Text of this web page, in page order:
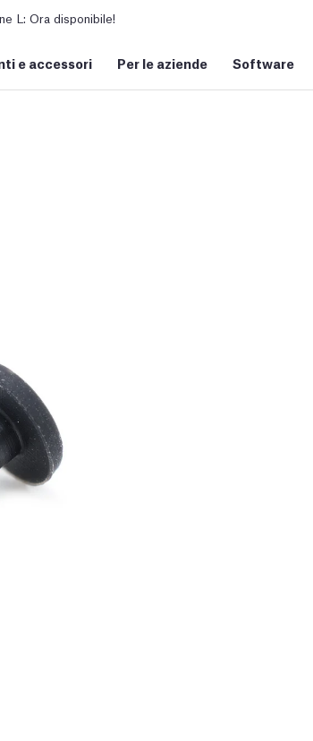
L: Ora disponibile!
e accessori Per le aziende Software